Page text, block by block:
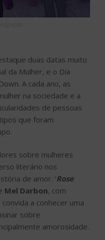
duas datas muito
da Mulher, e o Dia
A cada ano, as
na sociedade e a
de pessoas
que foram
sobre mulheres
literário nos
de amor. ‘Rose
Mel Darbon, com
convida a conhecer uma
sobre
amorosidade.